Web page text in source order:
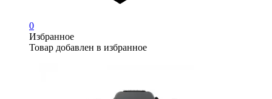
0
Избранное
Товар добавлен в избранное